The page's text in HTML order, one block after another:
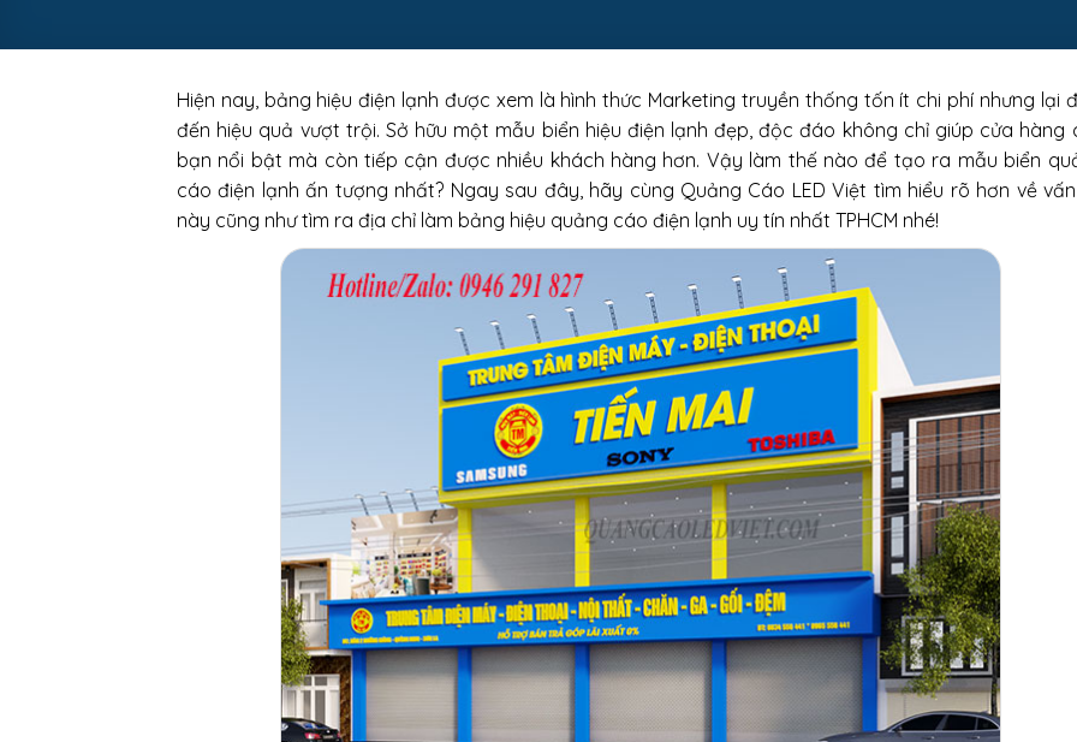
Hiện nay, bảng hiệu điện lạnh được xem là hình thức Marketing truyền thống tốn ít chi phí nhưng lại
đến hiệu quả vượt trội. Sở hữu một mẫu biển hiệu điện lạnh đẹp, độc đáo không chỉ giúp cửa hàng
bạn nổi bật mà còn tiếp cận được nhiều khách hàng hơn. Vậy làm thế nào để tạo ra mẫu biển
cáo điện lạnh ấn tượng nhất? Ngay sau đây, hãy cùng Quảng Cáo LED Việt tìm hiểu rõ hơn về
này cũng như tìm ra địa chỉ làm bảng hiệu quảng cáo điện lạnh uy tín nhất TPHCM nhé!